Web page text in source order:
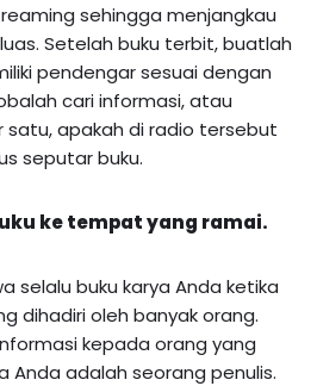
sehingga menjangkau
Setelah buku terbit, buatlah
pendengar sesuai dengan
cari informasi, atau
apakah di radio tersebut
seputar buku.
ke tempat yang ramai.
selalu buku karya Anda ketika
dihadiri oleh banyak orang.
kepada orang yang
Anda adalah seorang penulis.